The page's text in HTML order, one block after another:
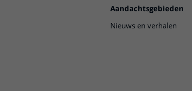
Aandachtsgebieden
Nieuws en verhalen